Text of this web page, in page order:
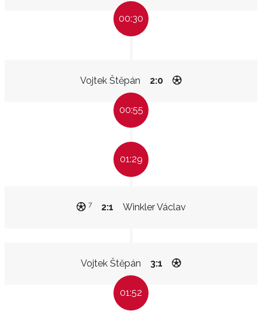
00:30
Vojtek Štěpán 2:0
00:55
01:29
Winkler Václav
2:1
7
Vojtek Štěpán 3:1
01:52